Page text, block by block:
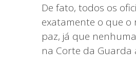
De fato, todos os
exatamente o que o
paz, já que
na Corte da Guarda